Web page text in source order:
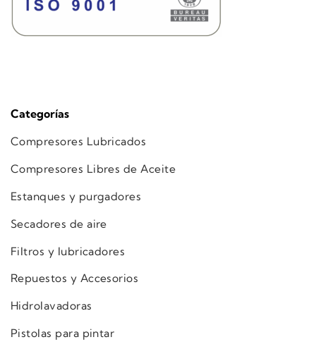
Categorías
Compresores Lubricados
Compresores Libres de Aceite
Estanques y purgadores
Secadores de aire
Filtros y lubricadores
Repuestos y Accesorios
Hidrolavadoras
Pistolas para pintar